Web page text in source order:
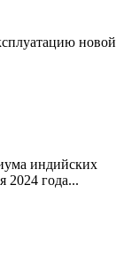
новой
индийских
2024 года...